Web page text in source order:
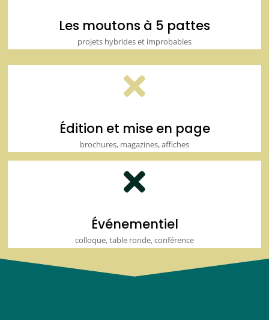
Les moutons à 5 pattes
projets hybrides et improbables

Édition et mise en page
brochures, magazines, affiches

Événementiel
colloque, table ronde, conférence